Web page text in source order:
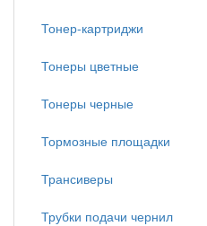
Тонер-картриджи
Тонеры цветные
Тонеры черные
Тормозные площадки
Трансиверы
Трубки подачи чернил